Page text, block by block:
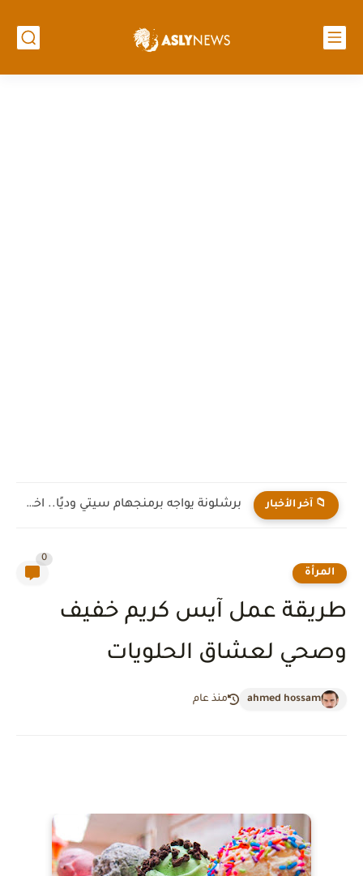
📁 آخر الأخبار برشلونة يواجه برمنجهام سيتي وديًا.. اختبار جديد لهانز فليك قبل...
المرأة
0
طريقة عمل آيس كريم خفيف
وصحي لعشاق الحلويات
ahmed hossam منذ عام